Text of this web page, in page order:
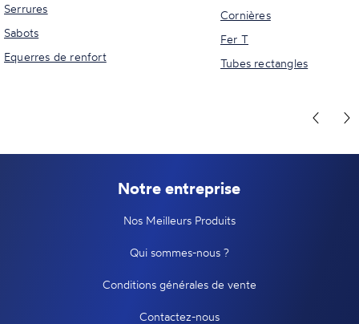
Serrures
Sabots
Equerres de renfort
Cornières
Fer T
Tubes rectangles
Notre entreprise
Nos Meilleurs Produits
Qui sommes-nous ?
Conditions générales de vente
Contactez-nous